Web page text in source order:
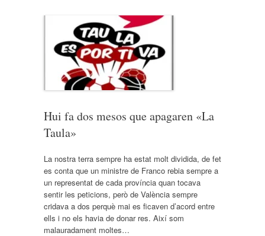
Hui fa dos mesos que apagaren «La
Taula»
La nostra terra sempre ha estat molt dividida, de fet
es conta que un ministre de Franco rebia sempre a
un representat de cada província quan tocava
sentir les peticions, però de València sempre
cridava a dos perquè mai es ficaven d’acord entre
ells i no els havia de donar res. Així som
malauradament moltes…